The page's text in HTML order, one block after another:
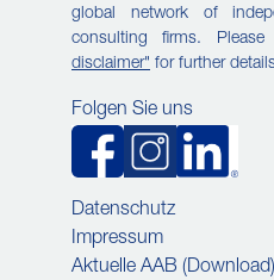
global network of
consulting firms.
disclaimer" for further
Datenschutz
Impressum
Aktuelle AAB (Download)
Folgen Sie uns